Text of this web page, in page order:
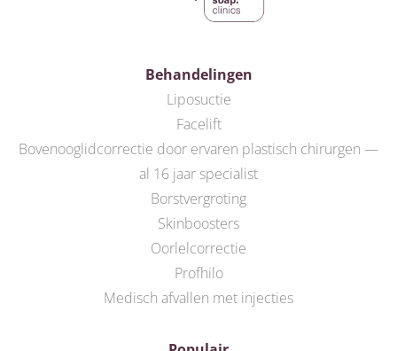
Behandelingen
Liposuctie
Facelift
Bovenooglidcorrectie door ervaren plastisch chirurgen —
al 16 jaar specialist
Borstvergroting
Skinboosters
Oorlelcorrectie
Profhilo
Medisch afvallen met injecties